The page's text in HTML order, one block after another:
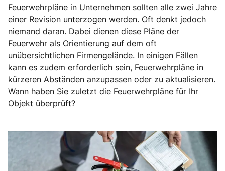
Feuerwehrpläne in Unternehmen sollten alle zwei Jahre
einer Revision unterzogen werden. Oft denkt jedoch
niemand daran. Dabei dienen diese Pläne der
Feuerwehr als Orientierung auf dem oft
unübersichtlichen Firmengelände. In einigen Fällen
kann es zudem erforderlich sein, Feuerwehrpläne in
kürzeren Abständen anzupassen oder zu aktualisieren.
Wann haben Sie zuletzt die Feuerwehrpläne für Ihr
Objekt überprüft?